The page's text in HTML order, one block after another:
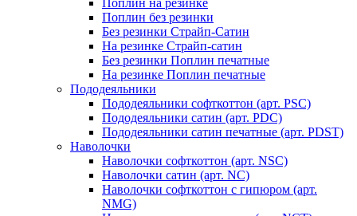
Поплин на резинке
Поплин без резинки
Без резинки Страйп-Сатин
На резинке Страйп-сатин
Без резинки Поплин печатные
На резинке Поплин печатные
Пододеяльники
Пододеяльники софткоттон (арт. PSC)
Пододеяльники сатин (арт. PDC)
Пододеяльники сатин печатные (арт. PDST)
Наволочки
Наволочки софткоттон (арт. NSC)
Наволочки сатин (арт. NC)
Наволочки софткоттон с гипюром (арт.
NMG)